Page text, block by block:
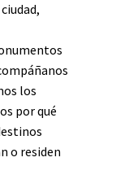
los
por qué
o residen